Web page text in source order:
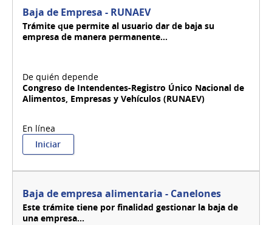
menores
a
6
TRB
Baja de Empresa - RUNAEV
Trámite que permite al usuario dar de baja su
empresa de manera permanente...
Congreso de Intendentes-Registro Único Nacional de
Alimentos, Empresas y Vehículos (RUNAEV)
Iniciar:
Baja
RUNAEV
Baja de empresa alimentaria - Canelones
Este trámite tiene por finalidad gestionar la baja de
una empresa...